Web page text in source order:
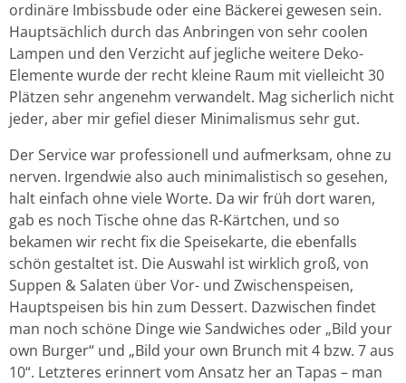
ordinäre Imbissbude oder eine Bäckerei gewesen sein.
Hauptsächlich durch das Anbringen von sehr coolen
Lampen und den Verzicht auf jegliche weitere Deko-
Elemente wurde der recht kleine Raum mit vielleicht 30
Plätzen sehr angenehm verwandelt. Mag sicherlich nicht
jeder, aber mir gefiel dieser Minimalismus sehr gut.
Der Service war professionell und aufmerksam, ohne zu
nerven. Irgendwie also auch minimalistisch so gesehen,
halt einfach ohne viele Worte. Da wir früh dort waren,
gab es noch Tische ohne das R-Kärtchen, und so
bekamen wir recht fix die Speisekarte, die ebenfalls
schön gestaltet ist. Die Auswahl ist wirklich groß, von
Suppen & Salaten über Vor- und Zwischenspeisen,
Hauptspeisen bis hin zum Dessert. Dazwischen findet
man noch schöne Dinge wie Sandwiches oder „Bild your
own Burger“ und „Bild your own Brunch mit 4 bzw. 7 aus
10“. Letzteres erinnert vom Ansatz her an Tapas – man